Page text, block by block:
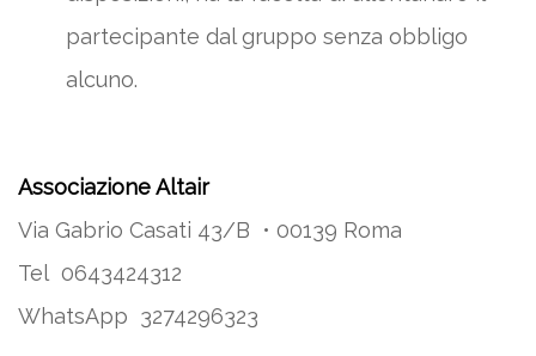
partecipante dal gruppo senza obbligo
alcuno.
Associazione Altair
Via Gabrio Casati 43/B • 00139 Roma
Tel 0643424312
WhatsApp 3274296323